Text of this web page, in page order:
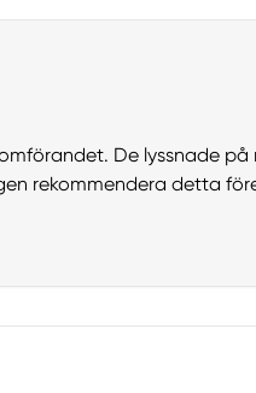
De lyssnade
rekommendera detta